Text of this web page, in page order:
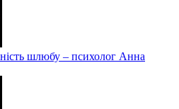
шлюбу – психолог Анна